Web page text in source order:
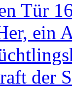
Tür
ein
der